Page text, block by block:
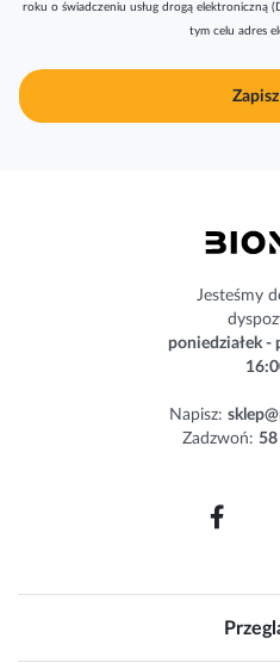
y
j
n
roku o świadczeniu usług drogą elektroniczną
tym celu adres
Jesteśmy
poniedziałek -
Napisz:
Zadzwoń: 58